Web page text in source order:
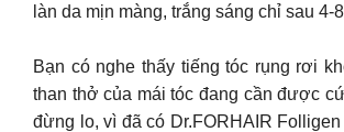
làn da mịn màng, trắng sáng chỉ sau 4-
Bạn có nghe thấy tiếng tóc rụng rơi
than thở của mái tóc đang cần được
đừng lo, vì đã có Dr.FORHAIR